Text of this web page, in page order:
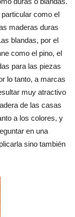
como el
maderas duras
blandas, por el
como el pino, el
para las piezas
lo tanto, a marcas
muy atractivo
de las casas
a los colores, y
en una
sino también